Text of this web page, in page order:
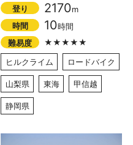
登り
2170m
時間
10時間
難易度
★★★★★
ヒルクライム
ロードバイク
山梨県 東海 甲信越
静岡県